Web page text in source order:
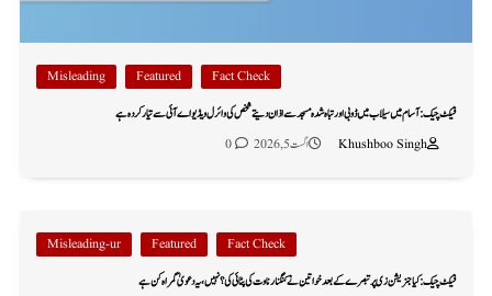
Fact Check
Featured
Misleading
فیکٹ چیک: آسام میں سیلاب میں ڈوبی اور تباہ شدہ مسجد سے اذان دیتے شخص کی وائرل ویڈیو اے آئی سے تیار کردہ ہے
Khushboo Singh
اگست 5, 2026 0
Fact Check
Featured
Misleading-ur
فیکٹ چیک: کیا جنریشن زی پر تبصرے کے بعد خواتین نے کنگنا رناوت کی پٹائی کی؟ نہیں، یہ دعویٰ گمراہ کن ہے